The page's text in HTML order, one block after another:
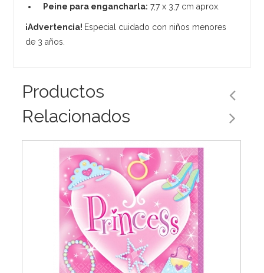
Peine para engancharla: 7,7 x 3,7 cm aprox.
¡Advertencia! Especial cuidado con niños menores
de 3 años.
Productos
Relacionados